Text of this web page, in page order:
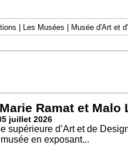
| Les Musées | Musée d'Art et
Ramat et Malo
juillet 2026
supérieure d’Art et de
en exposant...